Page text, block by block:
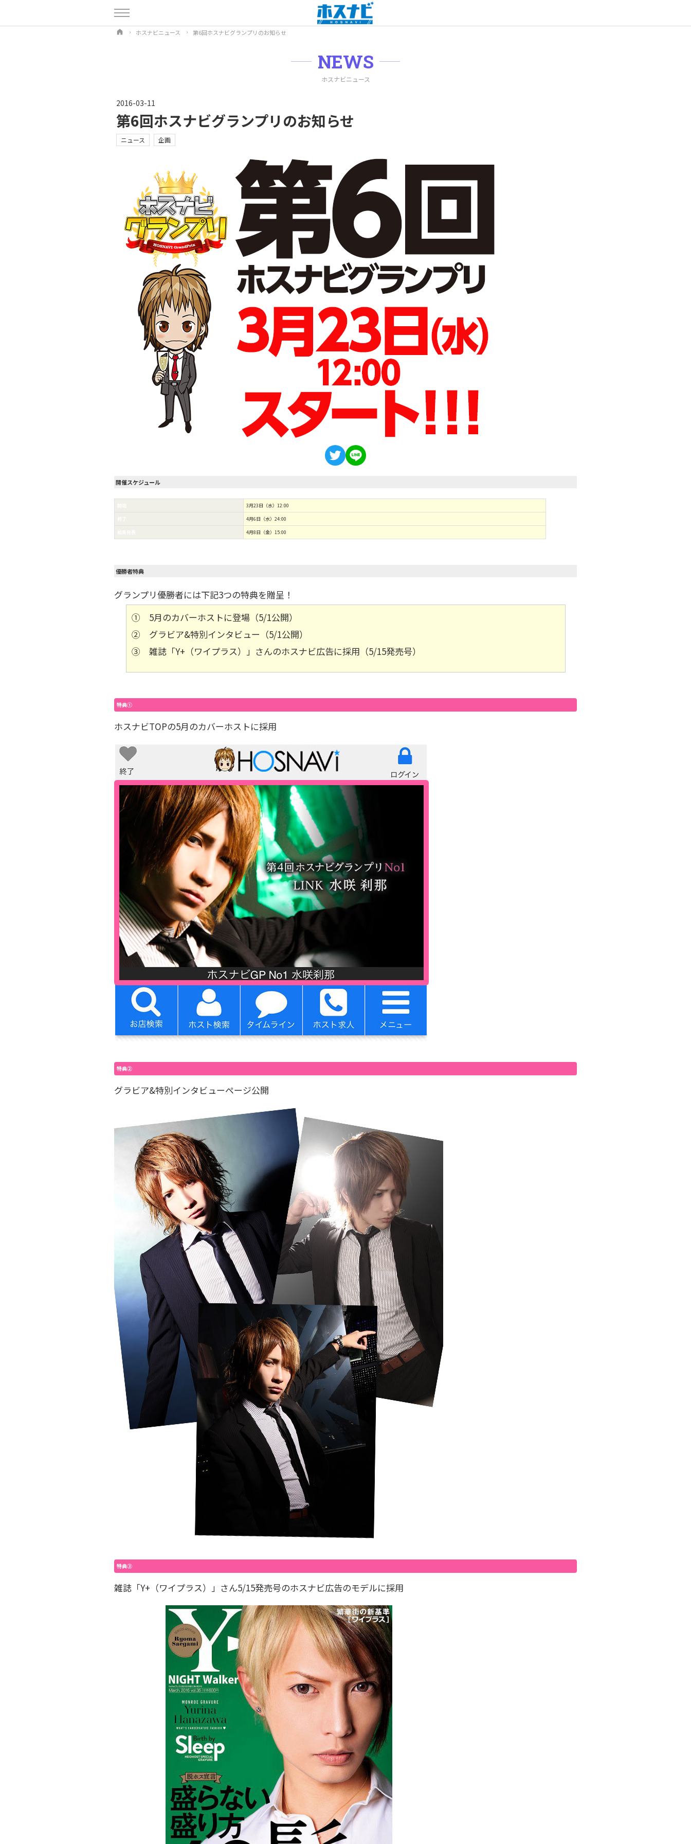
ホスナビニュース 第6回ホスナビグランプリのお知らせ
NEWS
ホスナビニュース
2016-03-11
第6回ホスナビグランプリのお知らせ
ニュース 企画
開催スケジュール
3月23日（水）12:00
4月6日（水）24:00
4月8日（金）15:00
優勝者特典
グランプリ優勝者には下記3つの特典を贈呈！
① 5月のカバーホストに登場（5/1公開）
② グラビア&特別インタビュー（5/1公開）
③ 雑誌「Y+（ワイプラス）」さんのホスナビ広告に採用（5/15発売号）
特典①
ホスナビTOPの5月のカバーホストに採用
特典②
グラビア&特別インタビューページ公開
特典③
雑誌「Y+（ワイプラス）」さん5/15発売号のホスナビ広告のモデルに採用